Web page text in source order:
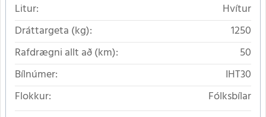
Litur:
Hvítur
Dráttargeta (kg):
1250
Rafdrægni allt að (km):
50
Bílnúmer:
IHT30
Flokkur:
Fólksbílar